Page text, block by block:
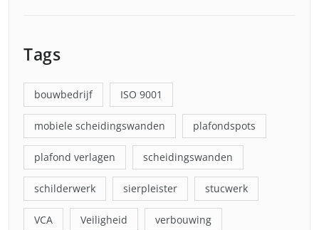
Tags
bouwbedrijf ISO 9001
mobiele scheidingswanden plafondspots
plafond verlagen scheidingswanden
schilderwerk sierpleister stucwerk
VCA Veiligheid verbouwing